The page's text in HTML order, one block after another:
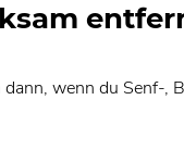
wenn du Senf-,